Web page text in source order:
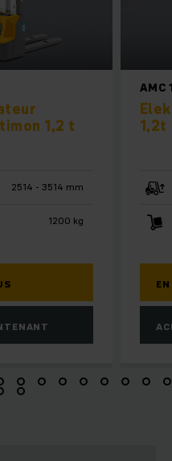
1,2 t
2514 - 3514 mm
1200 kg
AMC
1,2t